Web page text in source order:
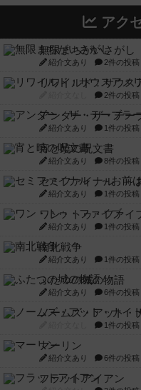
アク
無限まちがいさがし
紹介文あり 2件の投稿
リワイルド：サウス
2件の投稿
アンダー・ザ・テー
紹介文あり 1件の投稿
宵と暁の呪文書
紹介文あり 8件の投稿
セミファイナル ～
紹介文あり 1件の投稿
ワン・トゥ・ファイ
紹介文あり 1件の投稿
南北戦争
紹介文あり 1件の投稿
ふたつの城の物語
紹介文あり 6件の投稿
ノームズ・アット・
1件の投稿
マーリン
紹介文あり 6件の投稿
フラットアイアン